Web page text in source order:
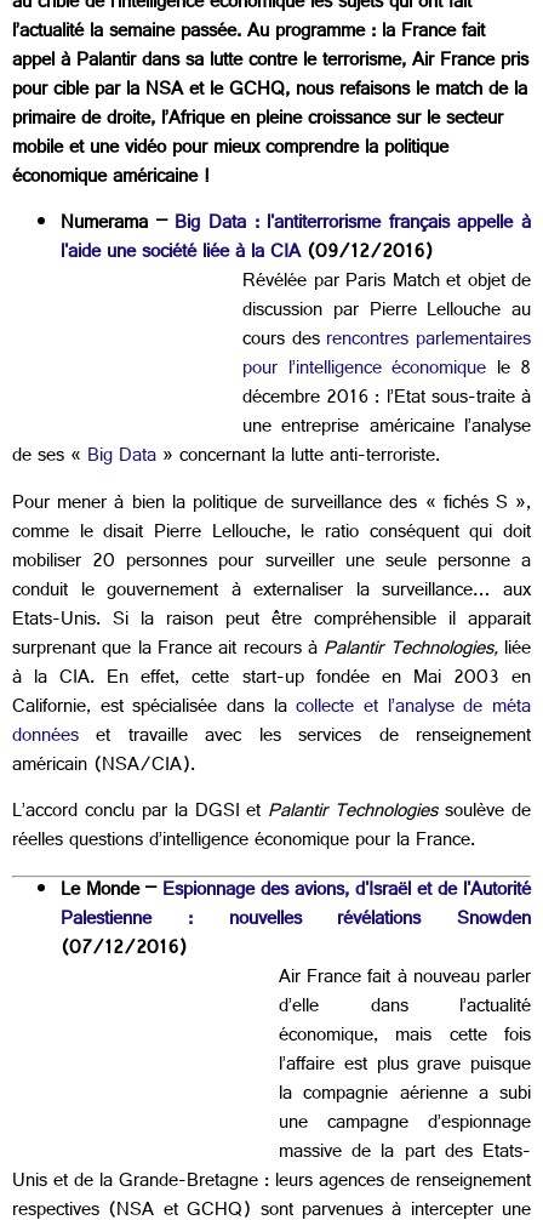
l’actualité la semaine passée. Au programme : la France fait
appel à Palantir dans sa lutte contre le terrorisme, Air France pris
pour cible par la NSA et le GCHQ, nous refaisons le match de la
primaire de droite, l’Afrique en pleine croissance sur le secteur
mobile et une vidéo pour mieux comprendre la politique
économique américaine !
Numerama –Big Data : l'antiterrorisme français appelle à
l'aide une société liée à la CIA(09/12/2016)
Révélée par Paris Match et objet de
discussion par Pierre Lellouche au
cours desrencontres parlementaires
pour l’intelligence économique le 8
décembre 2016 : l’Etat sous-traite à
une entreprise américaine l’analyse
de ses « Big Data» concernant la lutte anti-terroriste.
Pour mener à bien la politique de surveillance des « fichés S »,
comme le disait Pierre Lellouche, le ratio conséquent qui doit
mobiliser 20 personnes pour surveiller une seule personne a
conduit le gouvernement à externaliser la surveillance… aux
Etats-Unis. Si la raison peut être compréhensible il apparait
surprenant que la France ait recours àPalantir Technologies,liée
à la CIA. En effet, cette start-up fondée en Mai 2003 en
Californie, est spécialisée dans lacollecte et l’analyse de méta
données et travaille avec les services de renseignement
américain (NSA/CIA).
L’accord conclu par la DGSI et Palantir Technologiessoulève de
réelles questions d’intelligence économique pour la France.
Le Monde –Espionnage des avions, d'Israël et de l'Autorité
Palestienne : nouvelles révélations Snowden
(07/12/2016)
Air France fait à nouveau parler
d’elle dans l’actualité
économique, mais cette fois
l’affaire est plus grave puisque
la compagnie aérienne a subi
une campagne d’espionnage
massive de la part des Etats-
Unis et de la Grande-Bretagne : leurs agences de renseignement
respectives (NSA et GCHQ) sont parvenues à intercepter une